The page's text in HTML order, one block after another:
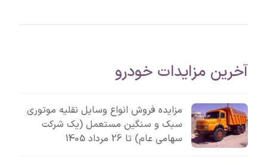
آخرین مزایدات خودرو
مزایده فروش انواع وسایل نقلیه موتوری
سبک و سنگین مستعمل (یک شرکت
سهامی عام) تا 26 مرداد 1405